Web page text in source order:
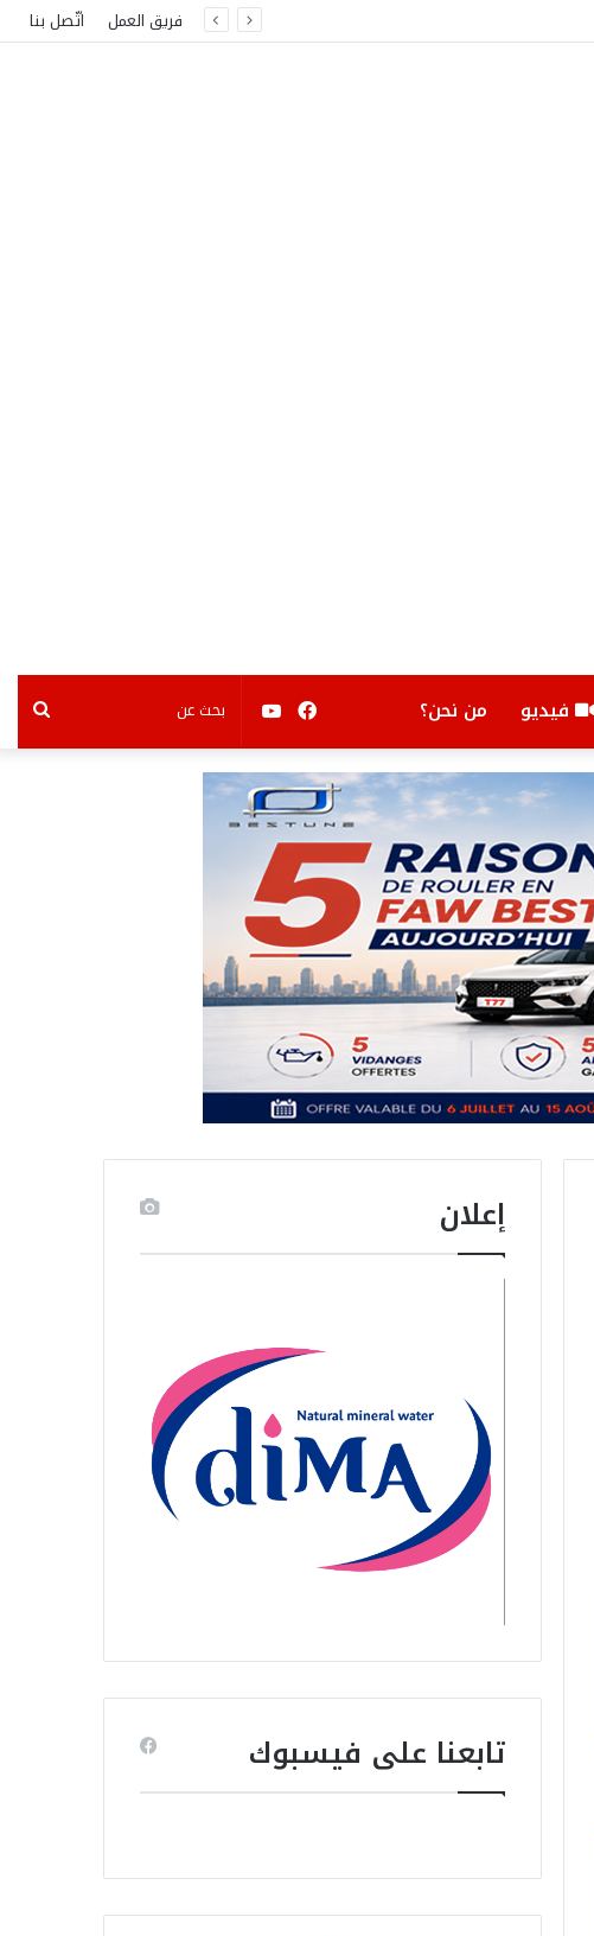
فريق العمل اتّصل بنا
فيديو من نحن؟ بحث يوتيوبفيسبوك
إعلان
تابعنا على فيسبوك